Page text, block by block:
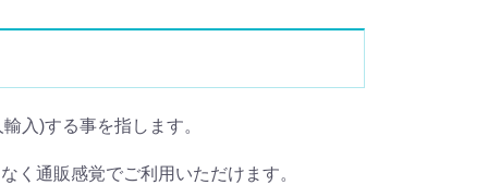
入)する事を指します。
く通販感覚でご利用いただけます。